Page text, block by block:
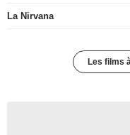
La Nirvana
Les films